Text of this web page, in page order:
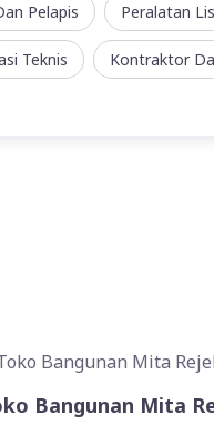
Pelapis Peralatan
Teknis Kontraktor
Bangunan Mita